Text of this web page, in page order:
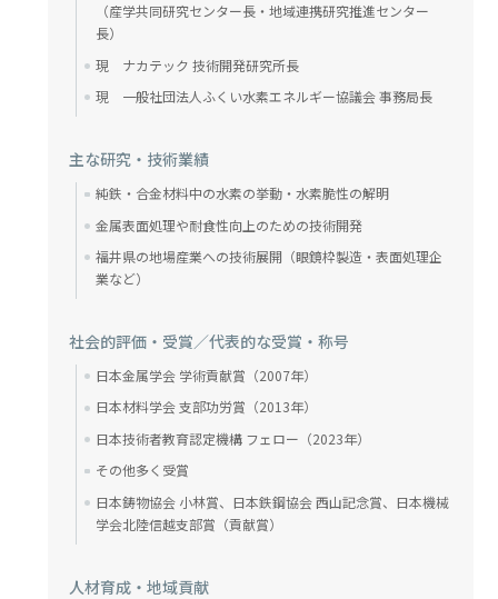
（産学共同研究センター長・地域連携研究推進センター
長）
現 ナカテック 技術開発研究所長
現 一般社団法人ふくい水素エネルギー協議会 事務局長
主な研究・技術業績
純鉄・合金材料中の水素の挙動・水素脆性の解明
金属表面処理や耐食性向上のための技術開発
福井県の地場産業への技術展開（眼鏡枠製造・表面処理企
業など）
社会的評価・受賞／代表的な受賞・称号
日本金属学会 学術貢献賞（2007年）
日本材料学会 支部功労賞（2013年）
日本技術者教育認定機構 フェロー（2023年）
その他多く受賞
日本鋳物協会 小林賞、日本鉄鋼協会 西山記念賞、日本機械
学会北陸信越支部賞（貢献賞）
人材育成・地域貢献